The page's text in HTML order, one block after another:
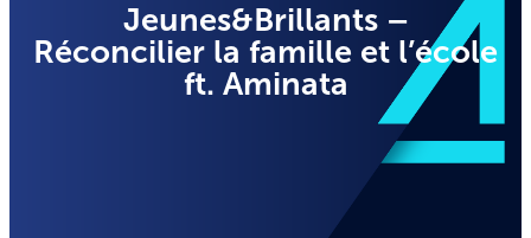
Jeunes&Brillants –
Réconcilier la famille et l’école
ft. Aminata